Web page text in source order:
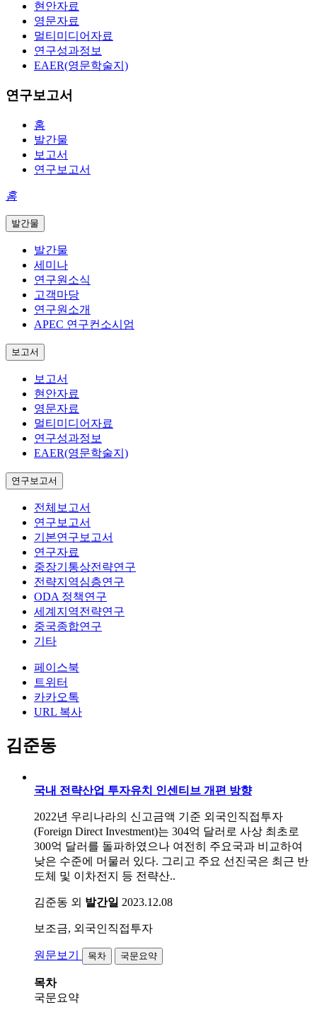
현안자료
영문자료
멀티미디어자료
연구성과정보
EAER(영문학술지)
연구보고서
홈
발간물
보고서
연구보고서
홈
발간물
발간물
세미나
연구원소식
고객마당
연구원소개
APEC 연구컨소시엄
보고서
보고서
현안자료
영문자료
멀티미디어자료
연구성과정보
EAER(영문학술지)
연구보고서
전체보고서
연구보고서
기본연구보고서
연구자료
중장기통상전략연구
전략지역심층연구
ODA 정책연구
세계지역전략연구
중국종합연구
기타
페이스북
트위터
카카오톡
URL 복사
김준동
국내 전략산업 투자유치 인센티브 개편 방향
2022년 우리나라의 신고금액 기준 외국인직접투자
(Foreign Direct Investment)는 304억 달러로 사상 최초로
300억 달러를 돌파하였으나 여전히 주요국과 비교하여
낮은 수준에 머물러 있다. 그리고 주요 선진국은 최근 반
도체 및 이차전지 등 전략산..
김준동 외 발간일 2023.12.08
보조금, 외국인직접투자
원문보기 목차 국문요약
목차
국문요약